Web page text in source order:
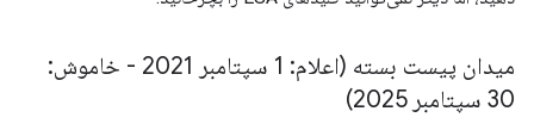
میدان پیست بسته (اعلام: 1 سپتامبر 2021 - خاموش:
30 سپتامبر 2025)